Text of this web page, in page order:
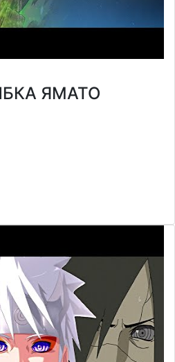
ЯМАТО